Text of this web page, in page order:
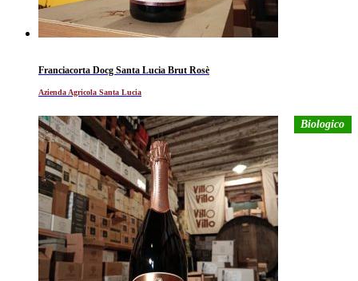
Franciacorta Docg Santa Lucia Brut Rosè
Azienda Agricola Santa Lucia
Biologico